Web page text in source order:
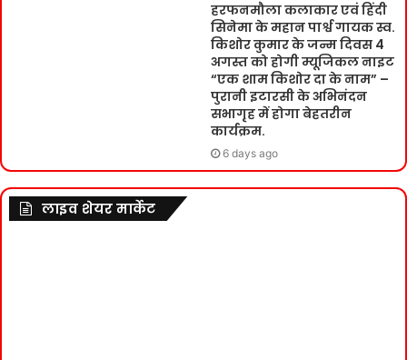
हरफनमौला कलाकार एवं हिंदी
सिनेमा के महान पार्श्व गायक स्व.
किशोर कुमार के जन्म दिवस 4
अगस्त को होगी म्यूजिकल नाइट
“एक शाम किशोर दा के नाम” –
पुरानी इटारसी के अभिनंदन
सभागृह में होगा बेहतरीन
कार्यक्रम.
6 days ago
लाइव शेयर मार्केट